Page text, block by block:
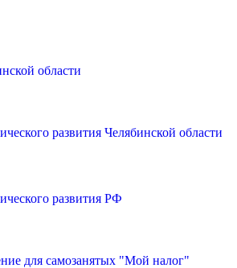
области
развития Челябинской области
развития РФ
для самозанятых "Мой налог"